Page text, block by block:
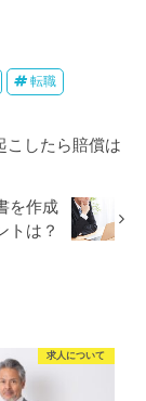
転職
こしたら賠償は
を作成
トは？
求人について